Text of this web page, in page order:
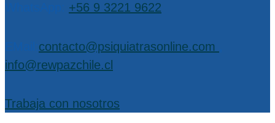
+56 9 3221 9622
contacto@psiquiatrasonline.com
info@rewpazchile.cl
Trabaja con nosotros